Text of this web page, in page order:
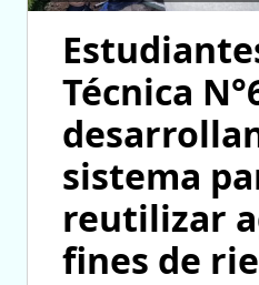
Técnica
sistema
reutilizar
fines de